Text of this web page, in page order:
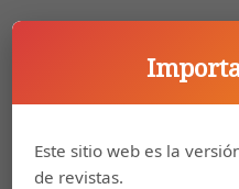
Este sitio web es la
de revistas.